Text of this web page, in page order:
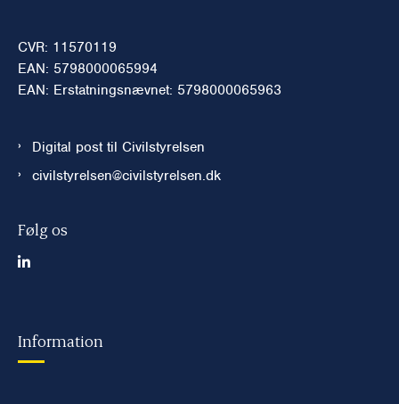
CVR: 11570119
EAN: 5798000065994
EAN: Erstatningsnævnet: 5798000065963
Digital post til Civilstyrelsen
civilstyrelsen@civilstyrelsen.dk
Følg os
Information